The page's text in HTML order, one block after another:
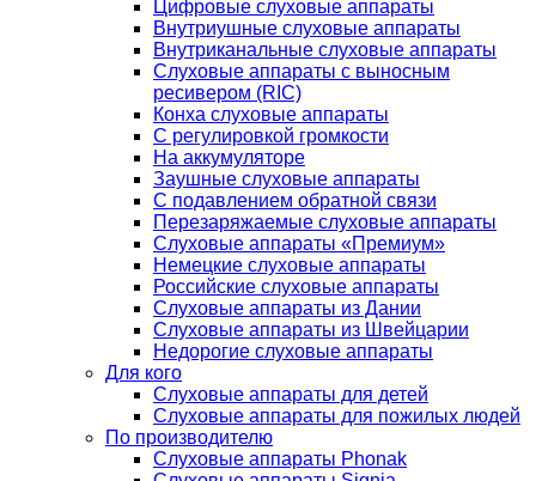
Цифровые слуховые аппараты
Внутриушные слуховые аппараты
Внутриканальные слуховые аппараты
Слуховые аппараты с выносным
ресивером (RIC)
Конха слуховые аппараты
С регулировкой громкости
На аккумуляторе
Заушные слуховые аппараты
C подавлением обратной связи
Перезаряжаемые слуховые аппараты
Слуховые аппараты «Премиум»
Немецкие слуховые аппараты
Российские слуховые аппараты
Слуховые аппараты из Дании
Слуховые аппараты из Швейцарии
Недорогие слуховые аппараты
Для кого
Слуховые аппараты для детей
Слуховые аппараты для пожилых людей
По производителю
Слуховые аппараты Phonak